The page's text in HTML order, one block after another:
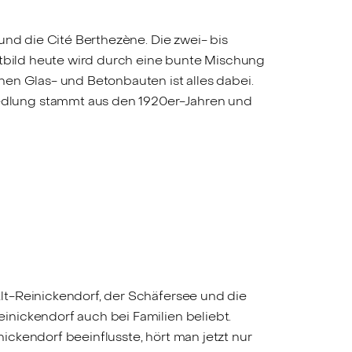
die Cité Berthezène. Die zwei- bis
heute wird durch eine bunte Mischung
Glas- und Betonbauten ist alles dabei.
stammt aus den 1920er-Jahren und
Reinickendorf, der Schäfersee und die
auch bei Familien beliebt.
beeinflusste, hört man jetzt nur